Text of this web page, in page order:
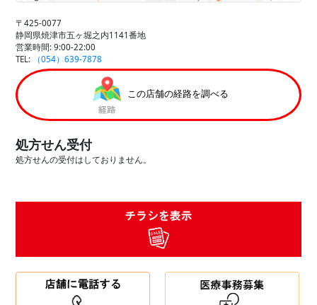
〒425-0077
静岡県焼津市五ヶ堀之内1141番地
営業時間: 9:00-22:00
TEL:
（054）639-7878
この店舗の経路を調べる
処方せん受付
処方せんの受付はしておりません。